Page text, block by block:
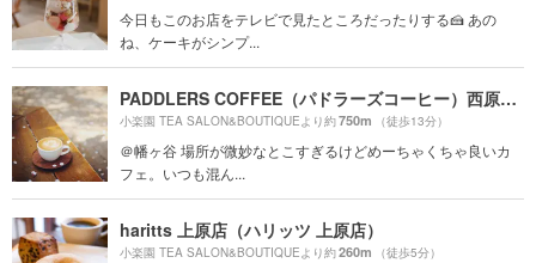
今日もこのお店をテレビで見たところだったりする🍰 あの
ね、ケーキがシンプ...
PADDLERS COFFEE（パドラーズコーヒー）西原本店
小楽園 TEA SALON&BOUTIQUEより約750m （徒歩13分）
＠幡ヶ谷 場所が微妙なとこすぎるけどめーちゃくちゃ良いカ
フェ。いつも混ん...
haritts 上原店（ハリッツ 上原店）
小楽園 TEA SALON&BOUTIQUEより約260m （徒歩5分）